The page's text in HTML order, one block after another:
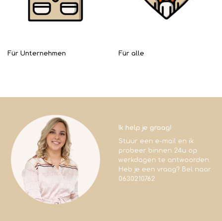
Für Unternehmen Für alle
Ik help je graag!
Stuur een e-mail en ik
probeer binnen 24u op
werkdagen te antwoorden.
Heb je een vraag? Bel naar
0630210762